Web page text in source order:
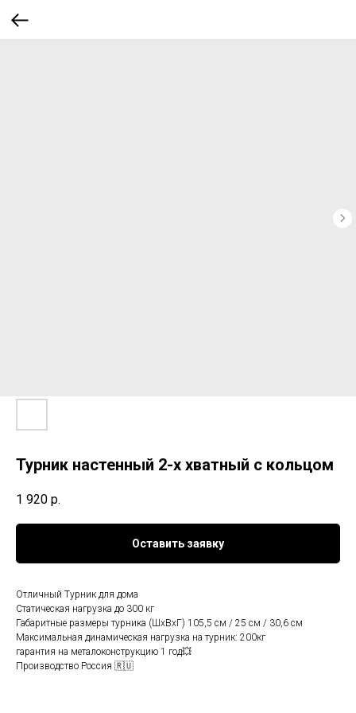
Турник настенный 2-х хватный с кольцом
1 920 р.
Оставить заявку
Отличный Турник для дома
Статическая нагрузка до 300 кг
Габаритные размеры турника (ШхВхГ) 105,5 см / 25 см / 30,6 см
Максимальная динамическая нагрузка на турник: 200кг
гарантия на металоконструкцию 1 год💥
Производство Россия 🇷🇺